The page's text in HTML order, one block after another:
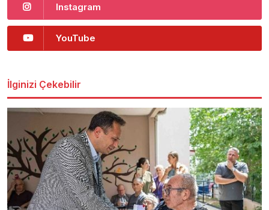
Instagram
YouTube
İlginizi Çekebilir